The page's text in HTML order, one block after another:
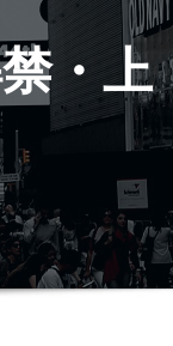
・上